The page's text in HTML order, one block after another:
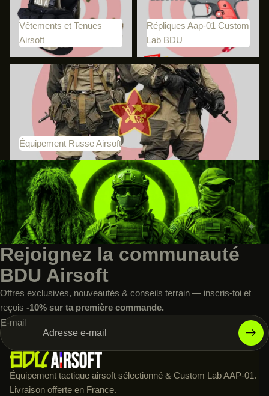
Vêtements et Tenues
Airsoft
Répliques Aap-01 Custom
Lab BDU
Équipement Russe Airsoft
Équipement Russe Airsoft
Rejoignez la communauté
BDU Airsoft
Offres exclusives, nouveautés & conseils terrain — inscris-toi et
reçois -10% sur ta première commande.
E-mail
Équipement tactique airsoft sélectionné & Custom Lab AAP-01.
Livraison offerte en France.